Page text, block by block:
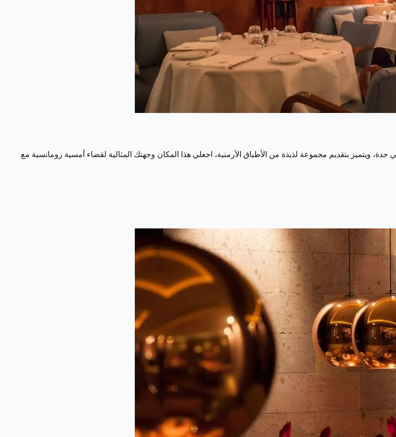
ويتميز بتقديم مجموعة لذيذة من الأطباق الأرمنية، اجعلي هذا المكان وجهتك المثالية لقضاء أمسية رومانسية مع